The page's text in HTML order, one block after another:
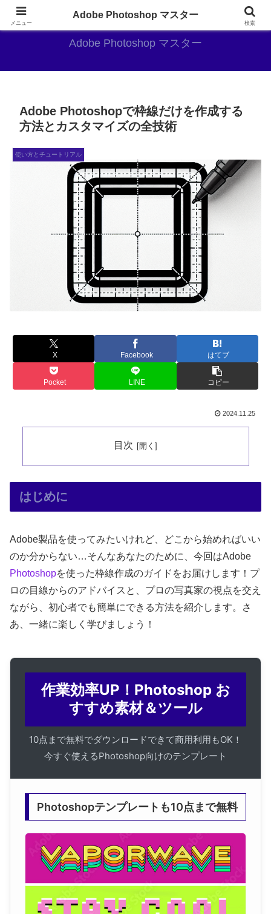
AdobePhotoshopがやっぱり最強
Adobe Photoshop マスター
Adobe Photoshopで枠線だけを作成する
方法とカスタマイズの全技術
使い方とチュートリアル
X Facebook はてブ
Pocket LINE コピー
2024.11.25
目次
はじめに
Adobe製品を使ってみたいけれど、どこから始めればいい
のか分からない…そんなあなたのために、今回はAdobe
Photoshopを使った枠線作成のガイドをお届けします！プ
ロの目線からのアドバイスと、プロの写真家の視点を交え
ながら、初心者でも簡単にできる方法を紹介します。さ
あ、一緒に楽しく学びましょう！
作業効率UP！Photoshop お
すすめ素材＆ツール
10点まで無料でダウンロードできて商用利用もOK！
今すぐ使えるPhotoshop向けのテンプレート
Photoshopテンプレートも10点まで無料
メニュー
Adobe Photoshop マスター
検索